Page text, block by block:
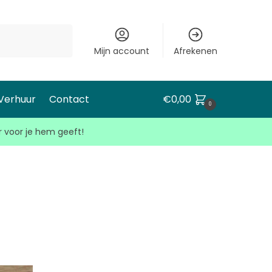
Mijn account Afrekenen
Contact €0,00 0
voor je hem geeft!